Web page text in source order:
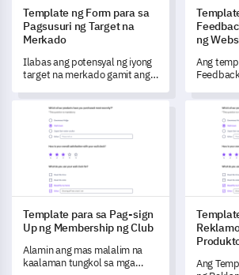
Template ng Form para sa
Pagsusuri ng Target na
Merkado
Ilabas ang potensyal ng iyong
target na merkado gamit ang
ito na naglalayong maunawaan
ang mga kagustuhan at
pagkakatugma ng mga
customer.
ng
Ang
sa iyo
sa ugali
Template para sa Pag-sign Up ng
Template para sa Pag-sign
Up ng Membership ng Club
Alamin ang mas malalim na
kaalaman tungkol sa mga
Ang